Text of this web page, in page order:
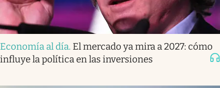
Economía al día. El mercado ya mira a 2027: cómo
influye la política en las inversiones